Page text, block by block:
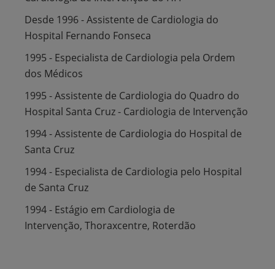
Desde 1996 - Assistente de Cardiologia do
Hospital Fernando Fonseca
1995 - Especialista de Cardiologia pela Ordem
dos Médicos
1995 - Assistente de Cardiologia do Quadro do
Hospital Santa Cruz - Cardiologia de Intervenção
1994 - Assistente de Cardiologia do Hospital de
Santa Cruz
1994 - Especialista de Cardiologia pelo Hospital
de Santa Cruz
1994 - Estágio em Cardiologia de
Intervenção, Thoraxcentre, Roterdão